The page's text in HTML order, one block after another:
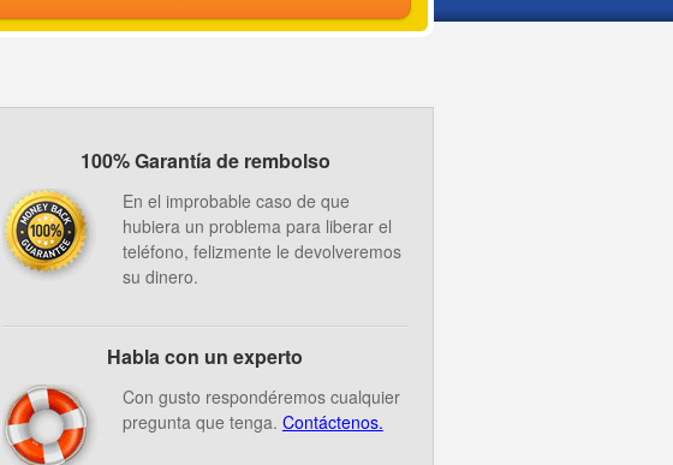
100% Garantía de rembolso
En el improbable caso de que
hubiera un problema para liberar el
teléfono, felizmente le devolveremos
su dinero.
Habla con un experto
Con gusto respondéremos cualquier
pregunta que tenga. Contáctenos.